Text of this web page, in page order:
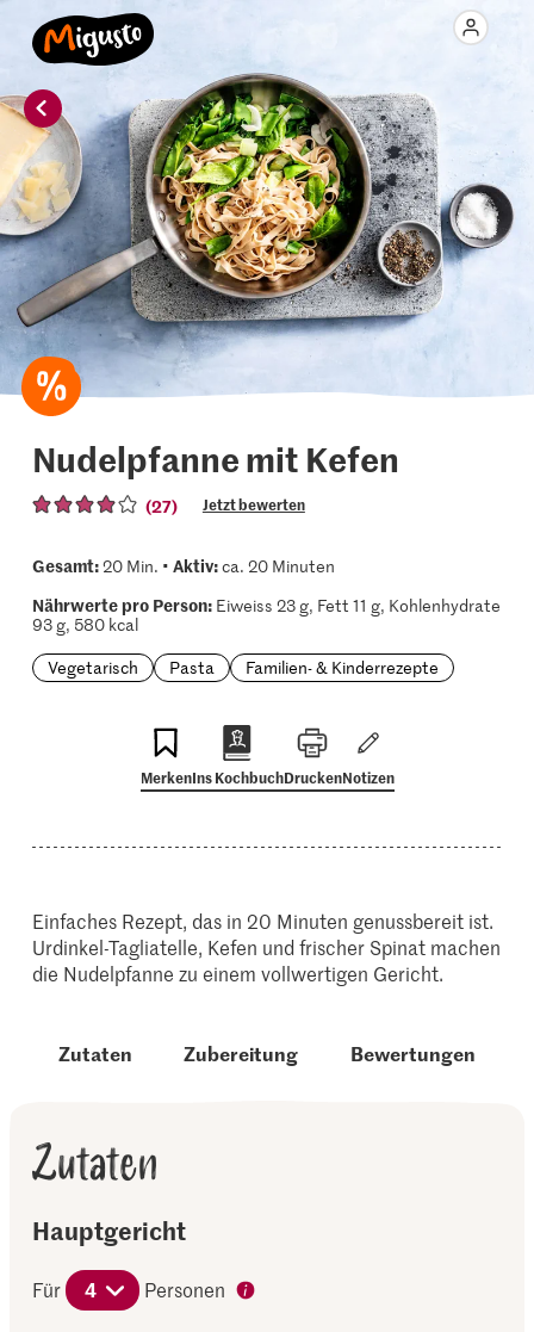
Nudelpfanne mit Kefen
(27) Jetzt bewerten
Gesamt:20 Min. • Aktiv:ca. 20 Minuten
Nährwerte pro Person:Eiweiss 23 g, Fett 11 g, Kohlenhydrate
93 g, 580 kcal
Vegetarisch
Pasta Familien- & Kinderrezepte
MerkenIns KochbuchDruckenNotizen
Einfaches Rezept, das in 20 Minuten genussbereit ist.
Urdinkel-Tagliatelle, Kefen und frischer Spinat machen
die Nudelpfanne zu einem vollwertigen Gericht.
Zutaten Zubereitung Bewertungen
Zutaten
Hauptgericht
Für 4 Personen